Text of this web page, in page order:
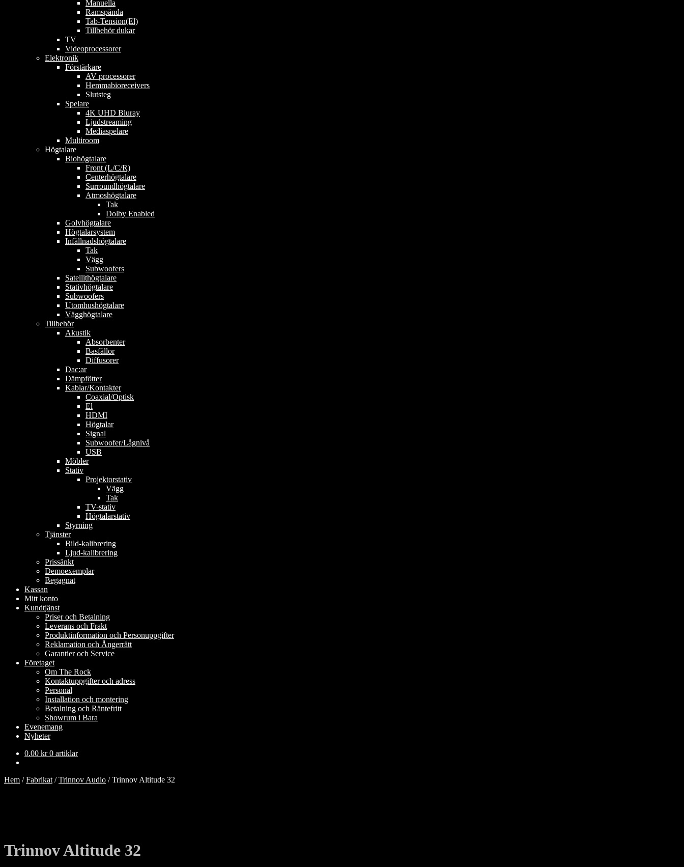
Manuella
Ramspända
Tab-Tension(El)
Tillbehör dukar
TV
Videoprocessorer
Elektronik
Förstärkare
AV processorer
Hemmabioreceivers
Slutsteg
Spelare
4K UHD Bluray
Ljudstreaming
Mediaspelare
Multiroom
Högtalare
Biohögtalare
Front (L/C/R)
Centerhögtalare
Surroundhögtalare
Atmoshögtalare
Tak
Dolby Enabled
Golvhögtalare
Högtalarsystem
Infällnadshögtalare
Tak
Vägg
Subwoofers
Satellithögtalare
Stativhögtalare
Subwoofers
Utomhushögtalare
Vägghögtalare
Tillbehör
Akustik
Absorbenter
Basfällor
Diffusorer
Dac:ar
Dämpfötter
Kablar/Kontakter
Coaxial/Optisk
El
HDMI
Högtalar
Signal
Subwoofer/Lågnivå
USB
Möbler
Stativ
Projektorstativ
Vägg
Tak
TV-stativ
Högtalarstativ
Styrning
Tjänster
Bild-kalibrering
Ljud-kalibrering
Prissänkt
Demoexemplar
Begagnat
Kassan
Mitt konto
Kundtjänst
Priser och Betalning
Leverans och Frakt
Produktinformation och Personuppgifter
Reklamation och Ångerrätt
Garantier och Service
Företaget
Om The Rock
Kontaktuppgifter och adress
Personal
Installation och montering
Betalning och Räntefritt
Showrum i Bara
Evenemang
Nyheter
0.00 kr 0 artiklar
Hem /Fabrikat /Trinnov Audio /Trinnov Altitude 32
Trinnov Altitude 32